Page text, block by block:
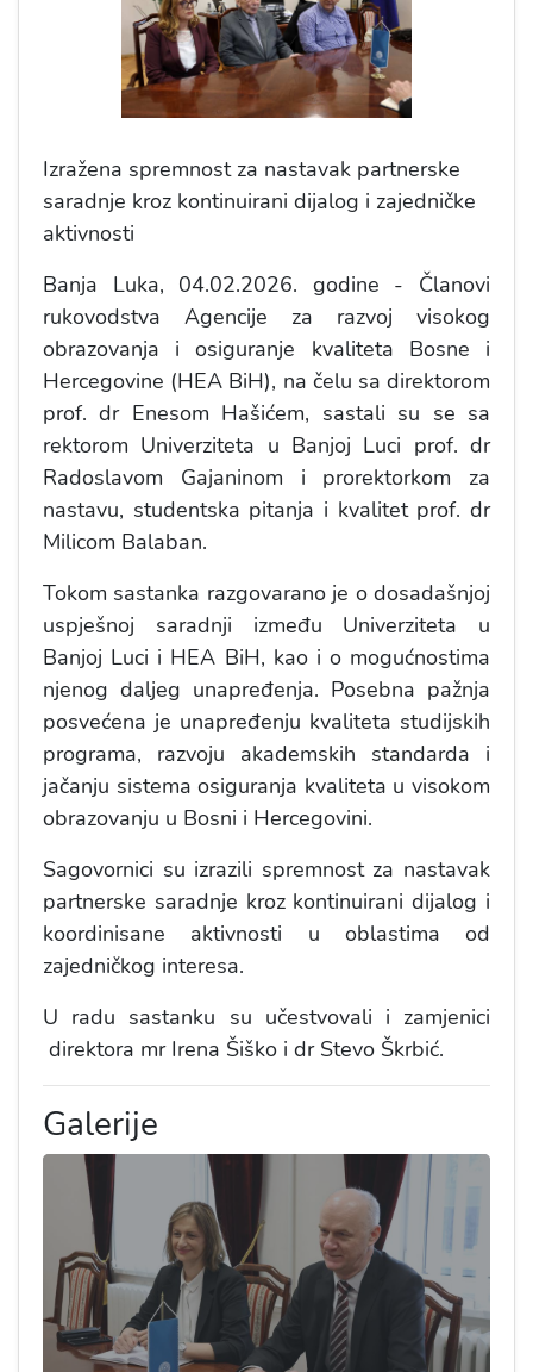
Izražena spremnost za nastavak partnerske
saradnje kroz kontinuirani dijalog i zajedničke
aktivnosti
Banja Luka, 04.02.2026. godine - Članovi
rukovodstva Agencije za razvoj visokog
obrazovanja i osiguranje kvaliteta Bosne i
Hercegovine (HEA BiH), na čelu sa direktorom
prof. dr Enesom Hašićem, sastali su se sa
rektorom Univerziteta u Banjoj Luci prof. dr
Radoslavom Gajaninom i prorektorkom za
nastavu, studentska pitanja i kvalitet prof. dr
Milicom Balaban.
Tokom sastanka razgovarano je o dosadašnjoj
uspješnoj saradnji između Univerziteta u
Banjoj Luci i HEA BiH, kao i o mogućnostima
njenog daljeg unapređenja. Posebna pažnja
posvećena je unapređenju kvaliteta studijskih
programa, razvoju akademskih standarda i
jačanju sistema osiguranja kvaliteta u visokom
obrazovanju u Bosni i Hercegovini.
Sagovornici su izrazili spremnost za nastavak
partnerske saradnje kroz kontinuirani dijalog i
koordinisane aktivnosti u oblastima od
zajedničkog interesa.
U radu sastanku su učestvovali i zamjenici
direktora mr Irena Šiško i dr Stevo Škrbić.
Galerije